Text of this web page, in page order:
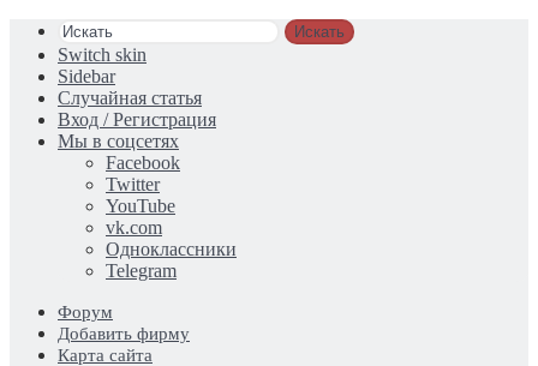
Искать
Switch skin
Sidebar
Случайная статья
Вход / Регистрация
Мы в соцсетях
Facebook
Twitter
YouTube
vk.com
Одноклассники
Telegram
Форум
Добавить фирму
Карта сайта